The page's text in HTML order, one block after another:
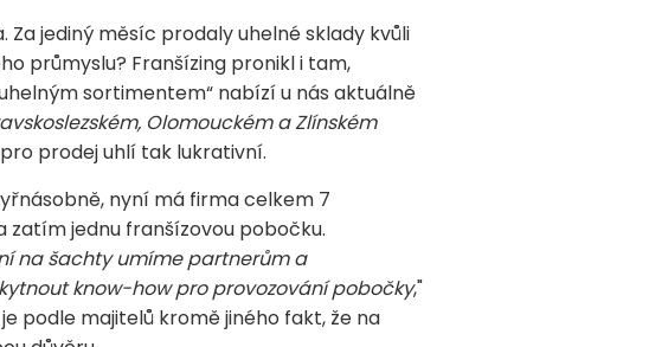
jediný měsíc prodaly uhelné sklady kvůli
průmyslu? Franšízing pronikl i tam,
sortimentem“ nabízí u nás aktuálně
Olomouckém a Zlínském
prodej uhlí tak lukrativní.
nyní má firma celkem 7
zatím jednu franšízovou pobočku.
na šachty umíme partnerům a
know-how pro provozování pobočky,"
podle majitelů kromě jiného fakt, že na